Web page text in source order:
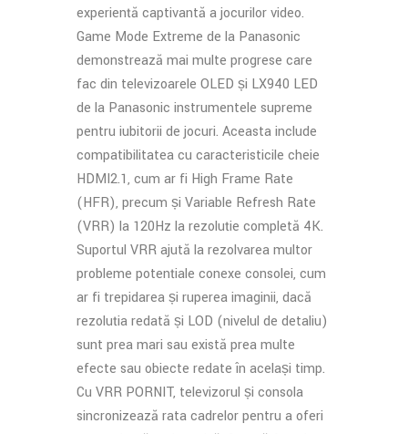
experiență captivantă a jocurilor video.
Game Mode Extreme de la Panasonic
demonstrează mai multe progrese care
fac din televizoarele OLED și LX940 LED
de la Panasonic instrumentele supreme
pentru iubitorii de jocuri. Aceasta include
compatibilitatea cu caracteristicile cheie
HDMI2.1, cum ar fi High Frame Rate
(HFR), precum și Variable Refresh Rate
(VRR) la 120Hz la rezoluție completă 4K.
Suportul VRR ajută la rezolvarea multor
probleme potențiale conexe consolei, cum
ar fi trepidarea și ruperea imaginii, dacă
rezoluția redată și LOD (nivelul de detaliu)
sunt prea mari sau există prea multe
efecte sau obiecte redate în același timp.
Cu VRR PORNIT, televizorul și consola
sincronizează rata cadrelor pentru a oferi